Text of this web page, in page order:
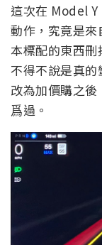
這次在 Model
動作，究竟是
本標配的東西刪
不得不說是真
改為加價購之
爲過。